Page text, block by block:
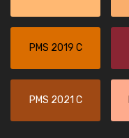
PMS 2019 C
PMS 2021 C